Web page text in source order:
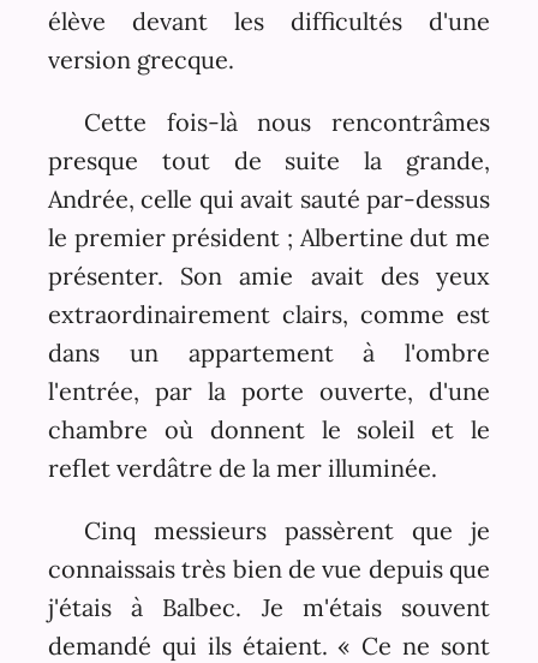
élève devant les difficultés d'une
version grecque.
Cette fois-là nous rencontrâmes
presque tout de suite la grande,
Andrée, celle qui avait sauté par-dessus
le premier président ; Albertine dut me
présenter. Son amie avait des yeux
extraordinairement clairs, comme est
dans un appartement à l'ombre
l'entrée, par la porte ouverte, d'une
chambre où donnent le soleil et le
reflet verdâtre de la mer illuminée.
Cinq messieurs passèrent que je
connaissais très bien de vue depuis que
j'étais à Balbec. Je m'étais souvent
demandé qui ils étaient. « Ce ne sont